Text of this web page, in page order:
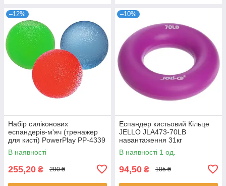
–12%
Набір силіконових
еспандерів-м'яч (тренажер
для кисті) PowerPlay PP-4339
Grip Ball Set (набір 3 шт.)
В наявності
255,20 ₴ 290 ₴
–10%
Еспандер кистьовий Кільце
JELLO JLA473-70LB
навантаження 31кг
фіолетовий
В наявності 1 од.
94,50 ₴ 105 ₴